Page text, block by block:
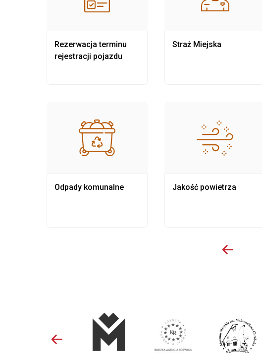
Rezerwacja terminu
rejestracji pojazdu
Odpady komunalne
Straż Miejska
Jakość powietrza